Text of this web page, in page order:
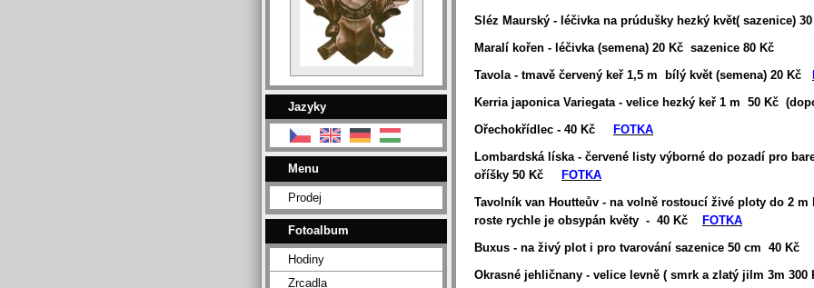
Sléz Maurský - léčivka na prúdušky hezký květ( sazenice)
Maralí kořen - léčivka (semena) 20 Kč sazenice 80 Kč
Tavola - tmavě červený keř 1,5 m bílý květ (semena) 20 Kč
Kerria japonica Variegata - velice hezký keř 1 m 50 Kč
Ořechokřídlec - 40 Kč
FOTKA
Lombardská líska - červené listy výborné do pozadí pro
oříšky 50 Kč
FOTKA
Tavolník van Houtteův - na volně rostoucí živé ploty do 2 m
roste rychle je obsypán květy - 40 Kč
FOTKA
Buxus - na živý plot i pro tvarování sazenice 50 cm 40 Kč
Okrasné jehličnany - velice levně ( smrk a zlatý jilm 3m 300
Jazyky
Menu
Prodej
Fotoalbum
Hodiny
Zrcadla